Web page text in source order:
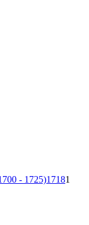
- 1725)17181